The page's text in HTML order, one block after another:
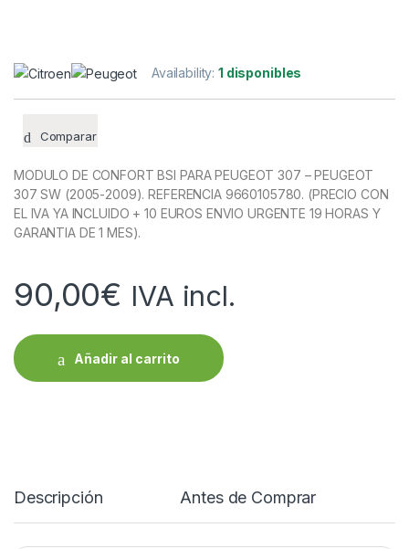
Availability:1 disponibles
Comparar
MODULO DE CONFORT BSI PARA PEUGEOT 307 – PEUGEOT
307 SW (2005-2009). REFERENCIA 9660105780. (PRECIO CON
EL IVA YA INCLUIDO + 10 EUROS ENVIO URGENTE 19 HORAS Y
GARANTIA DE 1 MES).
90,00€ IVA incl.
Añadir al carrito
Descripción Antes de Comprar